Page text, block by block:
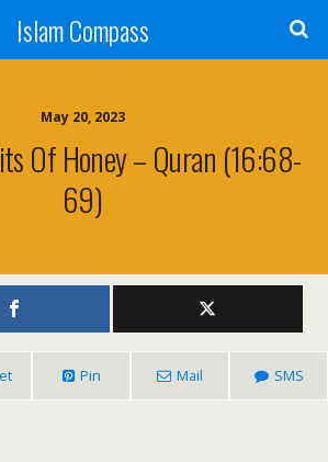
Islam Compass
May 20, 2023
Of Honey – Quran (16:68-
69)
Pin Mail SMS